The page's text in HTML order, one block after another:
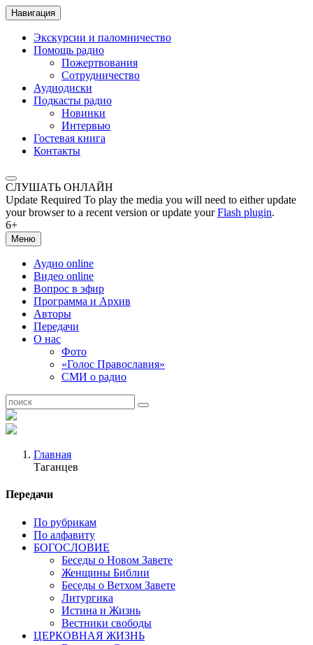
Навигация
Экскурсии и паломничество
Помощь радио
Пожертвования
Сотрудничество
Аудиодиски
Подкасты радио
Новинки
Интервью
Гостевая книга
Контакты
СЛУШАТЬ ОНЛАЙН
Update Required To play the media you will need to either update
your browser to a recent version or update yourFlash plugin.
6+
Меню
Аудио online
Видео online
Вопрос в эфир
Программа и Архив
Авторы
Передачи
О нас
Фото
«Голос Православия»
СМИ о радио
Главная
Таганцев
Передачи
По рубрикам
По алфавиту
БОГОСЛОВИЕ
Беседы о Новом Завете
Женщины Библии
Беседы о Ветхом Завете
Литургика
Истина и Жизнь
Вестники свободы
ЦЕРКОВНАЯ ЖИЗНЬ